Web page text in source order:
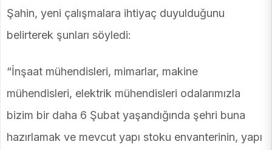
Şahin, yeni çalışmalara ihtiyaç duyulduğunu
belirterek şunları söyledi:
“İnşaat mühendisleri, mimarlar, makine
mühendisleri, elektrik mühendisleri odalarımızla
bizim bir daha 6 Şubat yaşandığında şehri buna
hazırlamak ve mevcut yapı stoku envanterinin, yapı